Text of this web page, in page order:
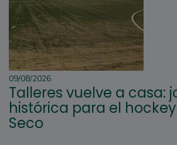
09/08/2026
Talleres vuelve a casa:
histórica para el
Seco